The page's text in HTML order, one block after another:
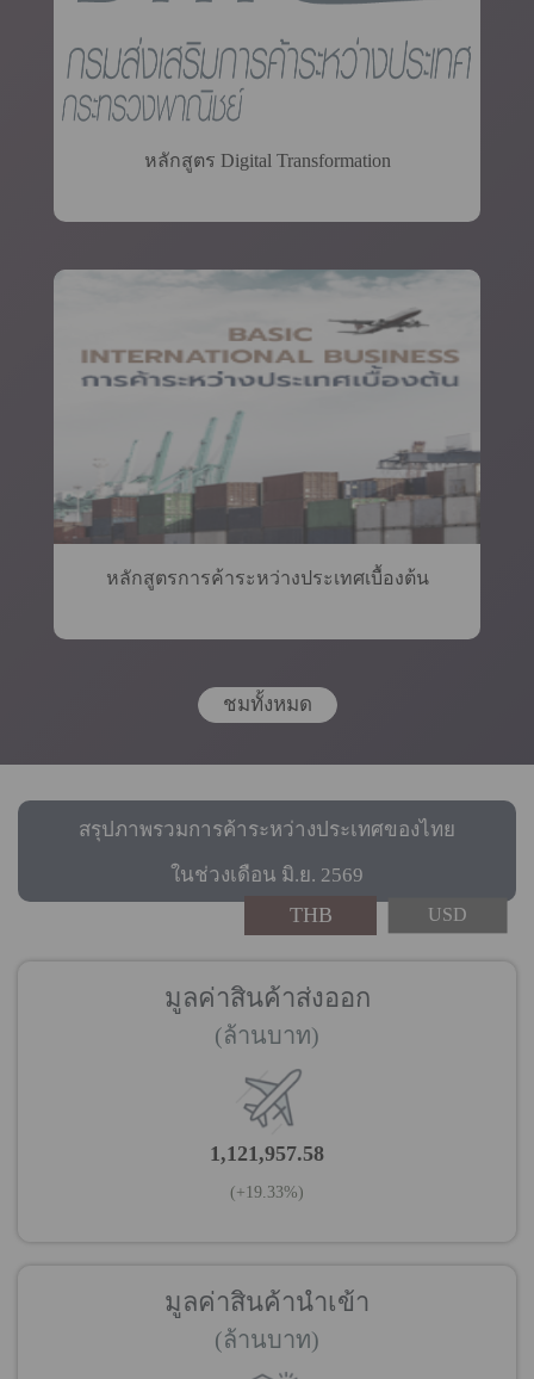
หลักสูตร Digital Transformation
หลักสูตรการค้าระหว่างประเทศเบื้องต้น
ชมทั้งหมด
สรุปภาพรวมการค้าระหว่างประเทศของไทย
ในช่วงเดือน มิ.ย. 2569
THB USD
มูลค่าสินค้าส่งออก
(ล้านบาท)
1,121,957.58
(+19.33%)
มูลค่าสินค้านำเข้า
(ล้านบาท)